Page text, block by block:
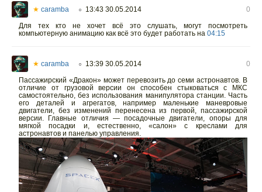
★ caramba ○ 13:43 30.05.2014
0
Для тех кто не хочет всё это слушать, могут посмотреть
компьютерную анимацию как всё это будет работать на 04:15
★ caramba ○ 13:39 30.05.2014
0
Пассажирский «Дракон» может перевозить до семи астронавтов. В
отличие от грузовой версии он способен стыковаться с МКС
самостоятельно, без использования манипулятора станции. Часть
его деталей и агрегатов, например маленькие маневровые
двигатели, без изменений перенесена из первой, пассажирской
версии. Главные отличия — посадочные двигатели, опоры для
мягкой посадки и, естественно, «салон» с креслами для
астронавтов и панелью управления.